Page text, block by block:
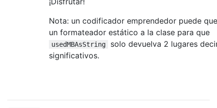
        let usedBytes
: UInt64? = UInt64 (
        let usedMB
= Double (usedBytes ??
        let usedMBAsString
String
return usedMBAsString
}
Nota: un codificador emprendedor puede
un formateador estático a la clase para que
usedMBAsString
solo devuelva 2 lugares
significativos.